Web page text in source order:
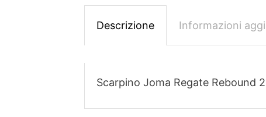
Descrizione Informazioni
Scarpino Joma Regate Rebound